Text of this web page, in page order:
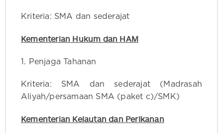
Kriteria: SMA dan sederajat
Kementerian Hukum dan HAM
1. Penjaga Tahanan
Kriteria: SMA dan sederajat (Madrasah
Aliyah/persamaan SMA (paket c)/SMK)
Kementerian Kelautan dan PerIkanan